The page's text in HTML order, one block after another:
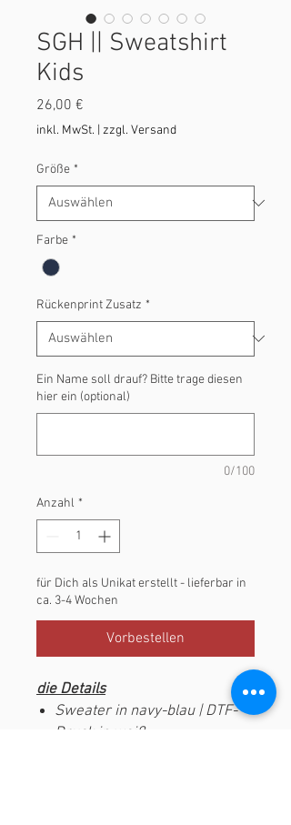
SGH || Sweatshirt
Kids
26,00 €
inkl. MwSt. zzgl. Versand
Größe *
Farbe *
Rückenprint Zusatz *
Ein Name soll drauf? Bitte trage diesen
hier ein (optional)
0/100
Anzahl *
für Dich als Unikat erstellt - lieferbar in
ca. 3-4 Wochen
Vorbestellen
die Details
Sweater in navy-blau | DTF-
Druck in weiß